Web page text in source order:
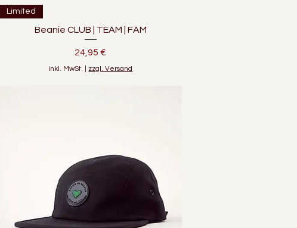
Limited
Beanie CLUB | TEAM | FAM
Preis
24,95 €
inkl. MwSt. zzgl. Versand